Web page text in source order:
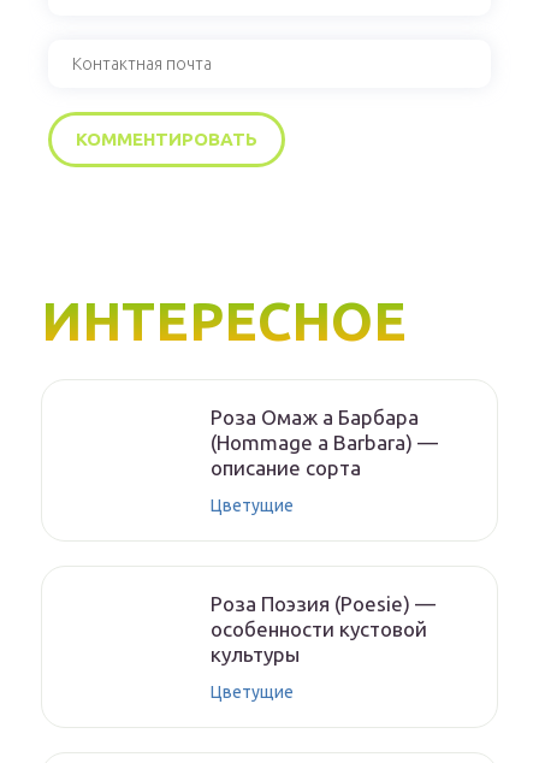
ИНТЕРЕСНОЕ
Роза Омаж а Барбара
(Hommage a Barbara) —
описание сорта
Цветущие
Роза Поэзия (Poesie) —
особенности кустовой
культуры
Цветущие